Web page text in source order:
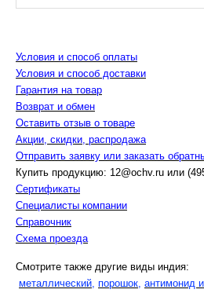
Условия и способ оплаты
Условия и способ доставки
Гарантия на товар
Возврат и обмен
Оставить отзыв о товаре
Акции, скидки, распродажа
Отправить заявку или заказать
Купить продукцию: 12@ochv.ru или
Сертификаты
Специалисты компании
Справочник
Схема проезда
Смотрите также другие виды индия:
металлический, порошок, антимонид